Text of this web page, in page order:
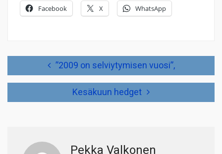
Facebook X WhatsApp
”2009 on selviytymisen vuosi”,
Kesäkuun hedget
Pekka Valkonen